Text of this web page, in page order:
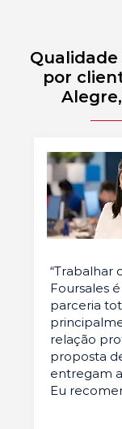
por
“Trabalhar
Foursales
parceria
relação
proposta
entregam
Eu